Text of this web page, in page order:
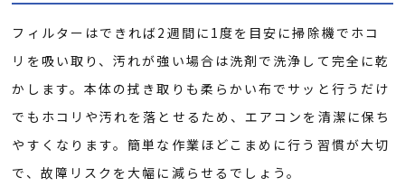
フィルターはできれば2週間に1度を目安に掃除機でホコ
リを吸い取り、汚れが強い場合は洗剤で洗浄して完全に乾
かします。本体の拭き取りも柔らかい布でサッと行うだけ
でもホコリや汚れを落とせるため、エアコンを清潔に保ち
やすくなります。簡単な作業ほどこまめに行う習慣が大切
で、故障リスクを大幅に減らせるでしょう。